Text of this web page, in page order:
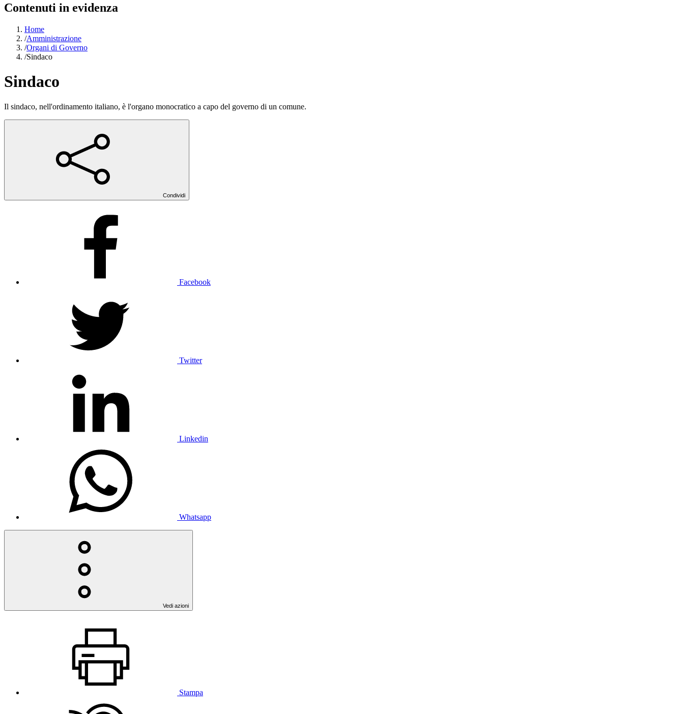
Contenuti in evidenza
Home
/Amministrazione
/Organi di Governo
/Sindaco
Sindaco
Il sindaco, nell'ordinamento italiano, è l'organo monocratico a capo del governo di un comune.
Condividi
Facebook
Twitter
Linkedin
Whatsapp
Vedi azioni
Stampa